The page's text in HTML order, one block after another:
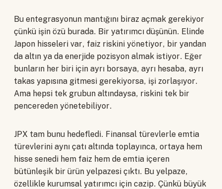
Bu entegrasyonun mantığını biraz açmak gerekiyor
çünkü işin özü burada. Bir yatırımcı düşünün. Elinde
Japon hisseleri var, faiz riskini yönetiyor, bir yandan
da altın ya da enerjide pozisyon almak istiyor. Eğer
bunların her biri için ayrı borsaya, ayrı hesaba, ayrı
takas yapısına gitmesi gerekiyorsa, işi zorlaşıyor.
Ama hepsi tek grubun altındaysa, riskini tek bir
pencereden yönetebiliyor.
JPX tam bunu hedefledi. Finansal türevlerle emtia
türevlerini aynı çatı altında toplayınca, ortaya hem
hisse senedi hem faiz hem de emtia içeren
bütünleşik bir ürün yelpazesi çıktı. Bu yelpaze,
özellikle kurumsal yatırımcı için cazip. Çünkü büyük